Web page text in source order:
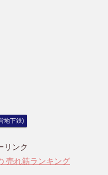
地下鉄)
リンク
売れ筋ランキング